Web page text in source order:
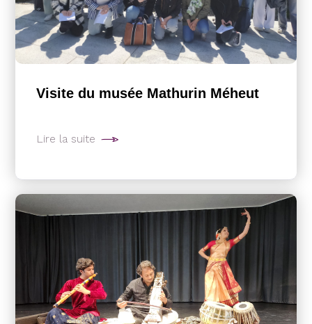
Visite du musée Mathurin Méheut
Lire la suite